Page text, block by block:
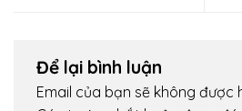
Để lại bình luận
Email của bạn sẽ không được